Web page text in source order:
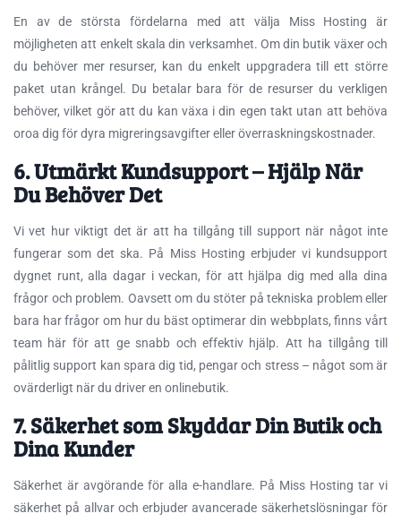
En av de största fördelarna med att välja Miss Hosting är
möjligheten att enkelt skala din verksamhet. Om din butik växer och
du behöver mer resurser, kan du enkelt uppgradera till ett större
paket utan krångel. Du betalar bara för de resurser du verkligen
behöver, vilket gör att du kan växa i din egen takt utan att behöva
oroa dig för dyra migreringsavgifter eller överraskningskostnader.
6. Utmärkt Kundsupport – Hjälp När
Du Behöver Det
Vi vet hur viktigt det är att ha tillgång till support när något inte
fungerar som det ska. På Miss Hosting erbjuder vi kundsupport
dygnet runt, alla dagar i veckan, för att hjälpa dig med alla dina
frågor och problem. Oavsett om du stöter på tekniska problem eller
bara har frågor om hur du bäst optimerar din webbplats, finns vårt
team här för att ge snabb och effektiv hjälp. Att ha tillgång till
pålitlig support kan spara dig tid, pengar och stress – något som är
ovärderligt när du driver en onlinebutik.
7. Säkerhet som Skyddar Din Butik och
Dina Kunder
Säkerhet är avgörande för alla e-handlare. På Miss Hosting tar vi
säkerhet på allvar och erbjuder avancerade säkerhetslösningar för